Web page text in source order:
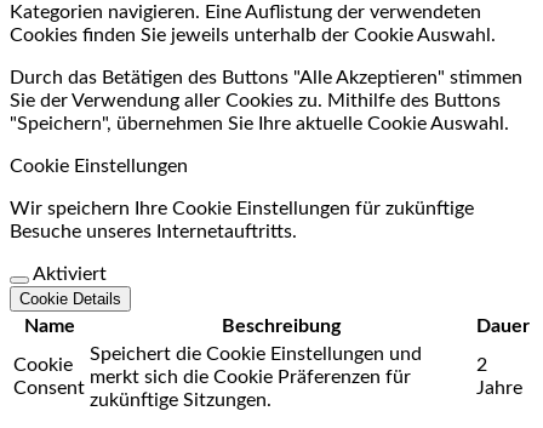
Kategorien navigieren. Eine Auflistung der verwendeten
Cookies finden Sie jeweils unterhalb der Cookie Auswahl.
Durch das Betätigen des Buttons "Alle Akzeptieren" stimmen
Sie der Verwendung aller Cookies zu. Mithilfe des Buttons
"Speichern", übernehmen Sie Ihre aktuelle Cookie Auswahl.
Cookie Einstellungen
Wir speichern Ihre Cookie Einstellungen für zukünftige
Besuche unseres Internetauftritts.
Aktiviert
Cookie Details
Name Beschreibung
Dauer
Cookie
Consent
Speichert die Cookie Einstellungen und
merkt sich die Cookie Präferenzen für
zukünftige Sitzungen.
2
Jahre